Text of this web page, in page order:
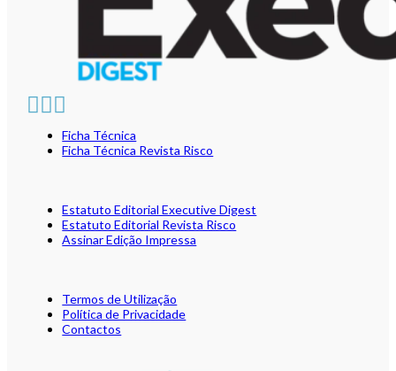
Ficha Técnica
Ficha Técnica Revista Risco
Estatuto Editorial Executive Digest
Estatuto Editorial Revista Risco
Assinar Edição Impressa
Termos de Utilização
Política de Privacidade
Contactos